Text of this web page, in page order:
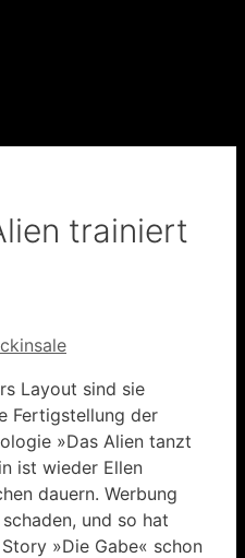
trainiert
Layout sind sie
Fertigstellung der
»Das Alien tanzt
ist wieder Ellen
dauern. Werbung
und so hat
»Die Gabe« schon